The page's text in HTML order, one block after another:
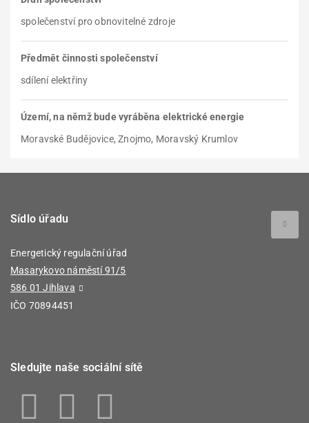
společenství pro obnovitelné zdroje
Předmět činnosti společenství
sdílení elektřiny
Území, na němž bude vyráběna elektrické energie
Moravské Budějovice, Znojmo, Moravský Krumlov
Sídlo úřadu
Energetický regulační úřad
Masarykovo náměstí 91/5
586 01 Jihlava
IČO 70894451
Sledujte naše sociální sítě